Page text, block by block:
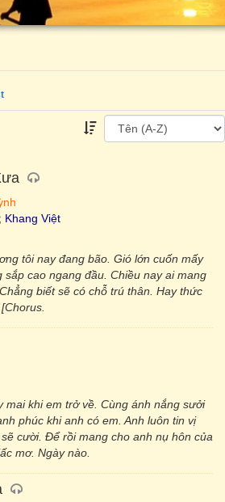
Khang Việt
tôi nay đang bão. Gió lớn cuốn mấy
sắp cao ngang đầu. Chiều nay ai mang
biết sẽ có chỗ trú thân. Hay thức
mai khi em trở về. Cùng ánh nắng sưởi
phúc khi anh có em. Anh luôn tin vị
cười. Để rồi mang cho anh nụ hôn của
mơ. Ngày nào.